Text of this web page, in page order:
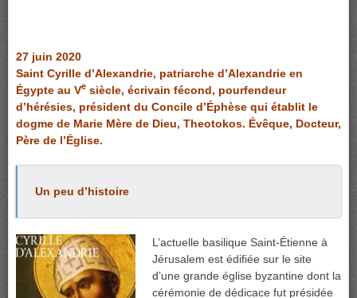
27 juin 2020
Saint Cyrille d’Alexandrie, patriarche d’Alexandrie en
Égypte au Ve siècle, écrivain fécond, pourfendeur
d’hérésies, président du Concile d’Éphèse qui établit le
dogme de Marie Mère de Dieu, Theotokos. Évêque, Docteur,
Père de l’Église.
Un peu d’histoire
L’actuelle basilique Saint-Étienne à
Jérusalem est édifiée sur le site
d’une grande église byzantine dont la
cérémonie de dédicace fut présidée